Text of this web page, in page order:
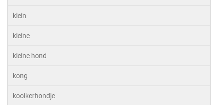
klein
kleine
kleine hond
kong
kooikerhondje